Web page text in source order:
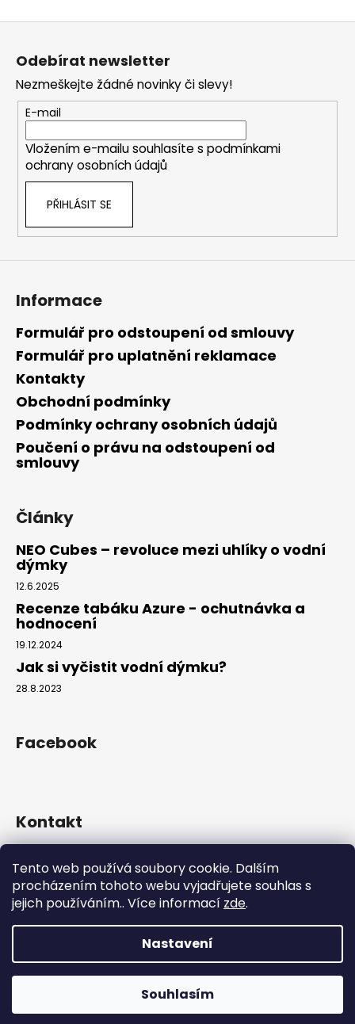
Tento web používá soubory cookie. Dalším
procházením tohoto webu vyjadřujete souhlas s
jejich používáním.. Více informací zde.
Nastavení
Souhlasím
Odebírat newsletter
Nezmeškejte žádné novinky či slevy!
E-mail
Vložením e-mailu souhlasíte s podmínkami
ochrany osobních údajů
PŘIHLÁSIT SE
Informace
Formulář pro odstoupení od smlouvy
Formulář pro uplatnění reklamace
Kontakty
Obchodní podmínky
Podmínky ochrany osobních údajů
Poučení o právu na odstoupení od
smlouvy
Články
NEO Cubes – revoluce mezi uhlíky o vodní
dýmky
12.6.2025
Recenze tabáku Azure - ochutnávka a
hodnocení
19.12.2024
Jak si vyčistit vodní dýmku?
28.8.2023
Facebook
Kontakt
+420 739 522 572
hookah_gang.cz/
Copyright 2026Hookah Gang. Všechna práva vyhrazena.